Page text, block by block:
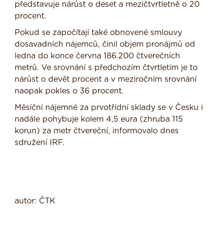
představuje nárůst o deset a mezičtvrtletně o 20
procent.
Pokud se započítají také obnovené smlouvy
dosavadních nájemců, činil objem pronájmů od
ledna do konce června 186.200 čtverečních
metrů. Ve srovnání s předchozím čtvrtletím je to
nárůst o devět procent a v meziročním srovnání
naopak pokles o 36 procent.
Měsíční nájemné za prvotřídní sklady se v Česku i
nadále pohybuje kolem 4,5 eura (zhruba 115
korun) za metr čtvereční, informovalo dnes
sdružení IRF.
autor: ČTK